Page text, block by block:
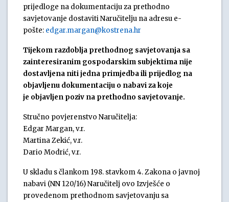
prijedloge na dokumentaciju za prethodno
savjetovanje dostaviti Naručitelju na adresu e-
pošte: edgar.margan@kostrena.hr
Tijekom razdoblja prethodnog savjetovanja sa
zainteresiranim gospodarskim subjektima nije
dostavljena niti jedna primjedba ili prijedlog na
objavljenu dokumentaciju o nabavi za koje
je objavljen poziv na prethodno savjetovanje.
Stručno povjerenstvo Naručitelja:
Edgar Margan, v.r.
Martina Zekić, v.r.
Dario Modrić, v.r.
U skladu s člankom 198. stavkom 4. Zakona o javnoj
nabavi (NN 120/16) Naručitelj ovo Izvješće o
provedenom prethodnom savjetovanju sa